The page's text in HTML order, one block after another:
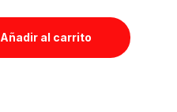
Añadir al carrito